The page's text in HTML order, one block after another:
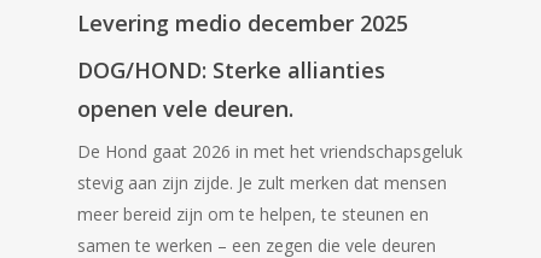
Levering medio december 2025
DOG/HOND: Sterke allianties
openen vele deuren.
De Hond gaat 2026 in met het vriendschapsgeluk
stevig aan zijn zijde. Je zult merken dat mensen
meer bereid zijn om te helpen, te steunen en
samen te werken – een zegen die vele deuren